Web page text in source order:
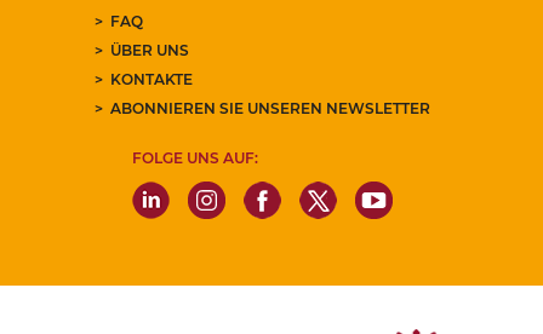
FAQ
ÜBER UNS
KONTAKTE
ABONNIEREN SIE UNSEREN NEWSLETTER
FOLGE UNS AUF: